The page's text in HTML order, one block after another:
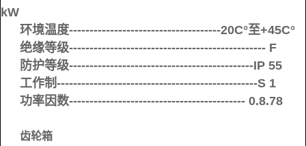
kW
环境温度-------------------------------------20C°至+45C°
绝缘等级------------------------------------------------ F
防护等级---------------------------------------------IP 55
工作制-------------------------------------------------S 1
功率因数------------------------------------------- 0.8.78
齿轮箱